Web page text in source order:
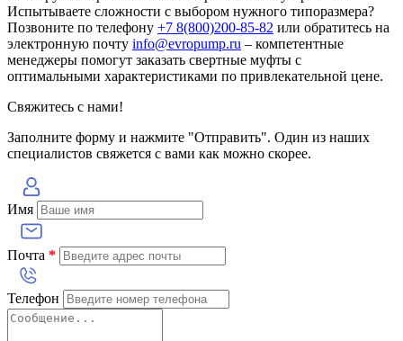
Испытываете сложности с выбором нужного типоразмера?
Позвоните по телефону +7 8(800)200-85-82 или обратитесь на
электронную почту info@evropump.ru – компетентные
менеджеры помогут заказать свертные муфты с
оптимальными характеристиками по привлекательной цене.
Свяжитесь с нами!
Заполните форму и нажмите "Отправить". Один из наших
специалистов свяжется с вами как можно скорее.
Имя
Почта *
Телефон